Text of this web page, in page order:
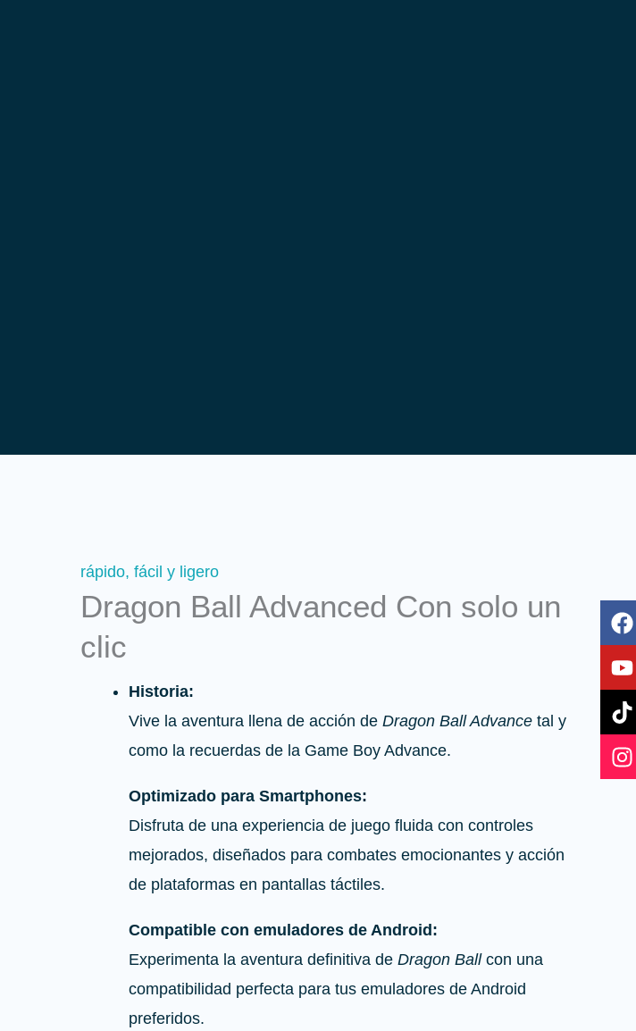
rápido, fácil y ligero
Dragon Ball Advanced Con solo un
clic
Historia:
Vive la aventura llena de acción de Dragon Ball Advance tal y
como la recuerdas de la Game Boy Advance.
Optimizado para Smartphones:
Disfruta de una experiencia de juego fluida con controles
mejorados, diseñados para combates emocionantes y acción
de plataformas en pantallas táctiles.
Compatible con emuladores de Android:
Experimenta la aventura definitiva de Dragon Ballcon una
compatibilidad perfecta para tus emuladores de Android
preferidos.
F
a
c
e
b
o
o
k
Y
o
u
t
u
b
e
T
i
k
t
o
k
I
n
s
t
a
g
r
a